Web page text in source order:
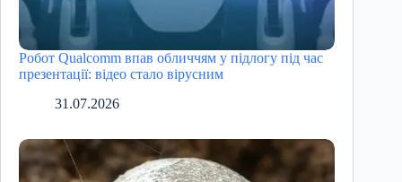
Робот Qualcomm впав обличчям у підлогу під час
презентації: відео стало вірусним
31.07.2026